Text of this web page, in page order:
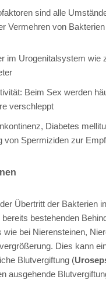
sind alle
Vermehren von
im Urogenitalsystem wie
Beim Sex werden
verschleppt
Diabetes
von Spermiziden zur
Übertritt der Bakterien
bestehenden
wie bei Nierensteinen,
Dies kann
Blutvergiftung (
ausgehende